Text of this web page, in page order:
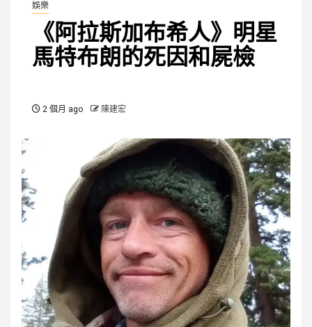
娛樂
《阿拉斯加布希人》明星
馬特布朗的死因和屍檢
2 個月 ago 陳建宏